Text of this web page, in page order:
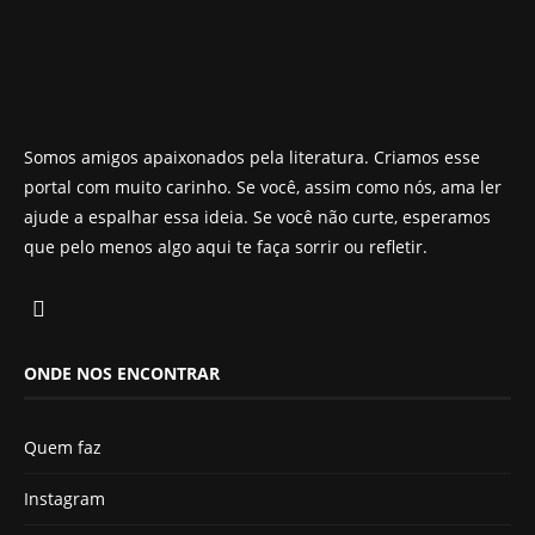
Somos amigos apaixonados pela literatura. Criamos esse
portal com muito carinho. Se você, assim como nós, ama ler
ajude a espalhar essa ideia. Se você não curte, esperamos
que pelo menos algo aqui te faça sorrir ou refletir.
ONDE NOS ENCONTRAR
Quem faz
Instagram